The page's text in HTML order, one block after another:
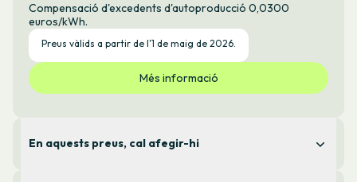
Compensació d'excedents d'autoproducció 0,0300
euros/kWh.
Preus vàlids a partir de l'1 de maig de 2026.
Més informació
En aquests preus, cal afegir-hi